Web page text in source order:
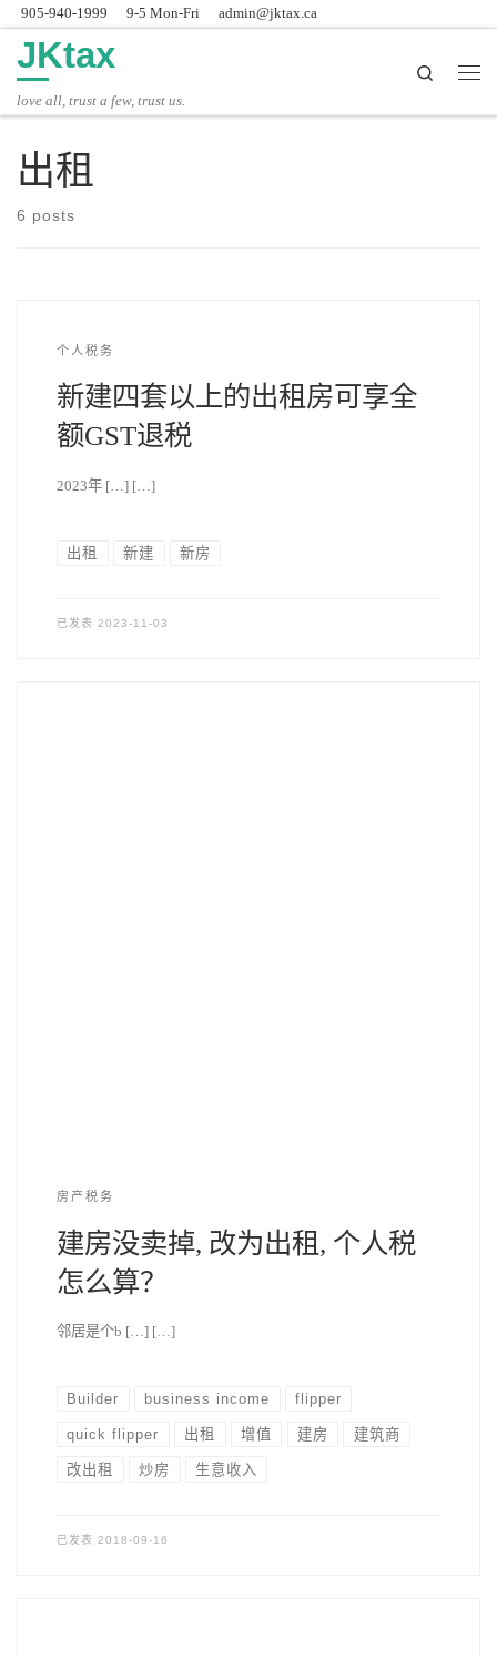
Skip to content
905-940-1999 9-5 Mon-Fri admin@jktax.ca
JKtax
love all, trust a few, trust us.
Search
出租
6 posts
个人税务
新建四套以上的出租房可享全
额GST退税
2023年 […] […]
出租 新建 新房
已发表 2023-11-03
房产税务
建房没卖掉, 改为出租, 个人税
怎么算？
邻居是个b […] […]
Builder business income flipper
quick flipper 出租 增值 建房 建筑商
改出租 炒房 生意收入
已发表 2018-09-16